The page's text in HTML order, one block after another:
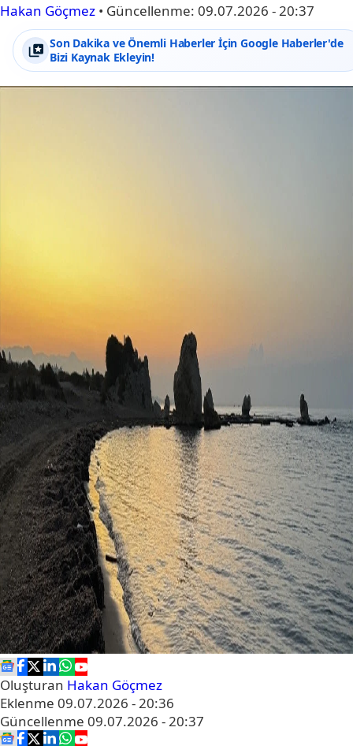
Hakan Göçmez • Güncellenme: 09.07.2026 - 20:37
Son Dakika ve Önemli Haberler İçin Google Haberler'de
Bizi Kaynak Ekleyin!
Oluşturan Hakan Göçmez
Eklenme 09.07.2026 - 20:36
Güncellenme 09.07.2026 - 20:37